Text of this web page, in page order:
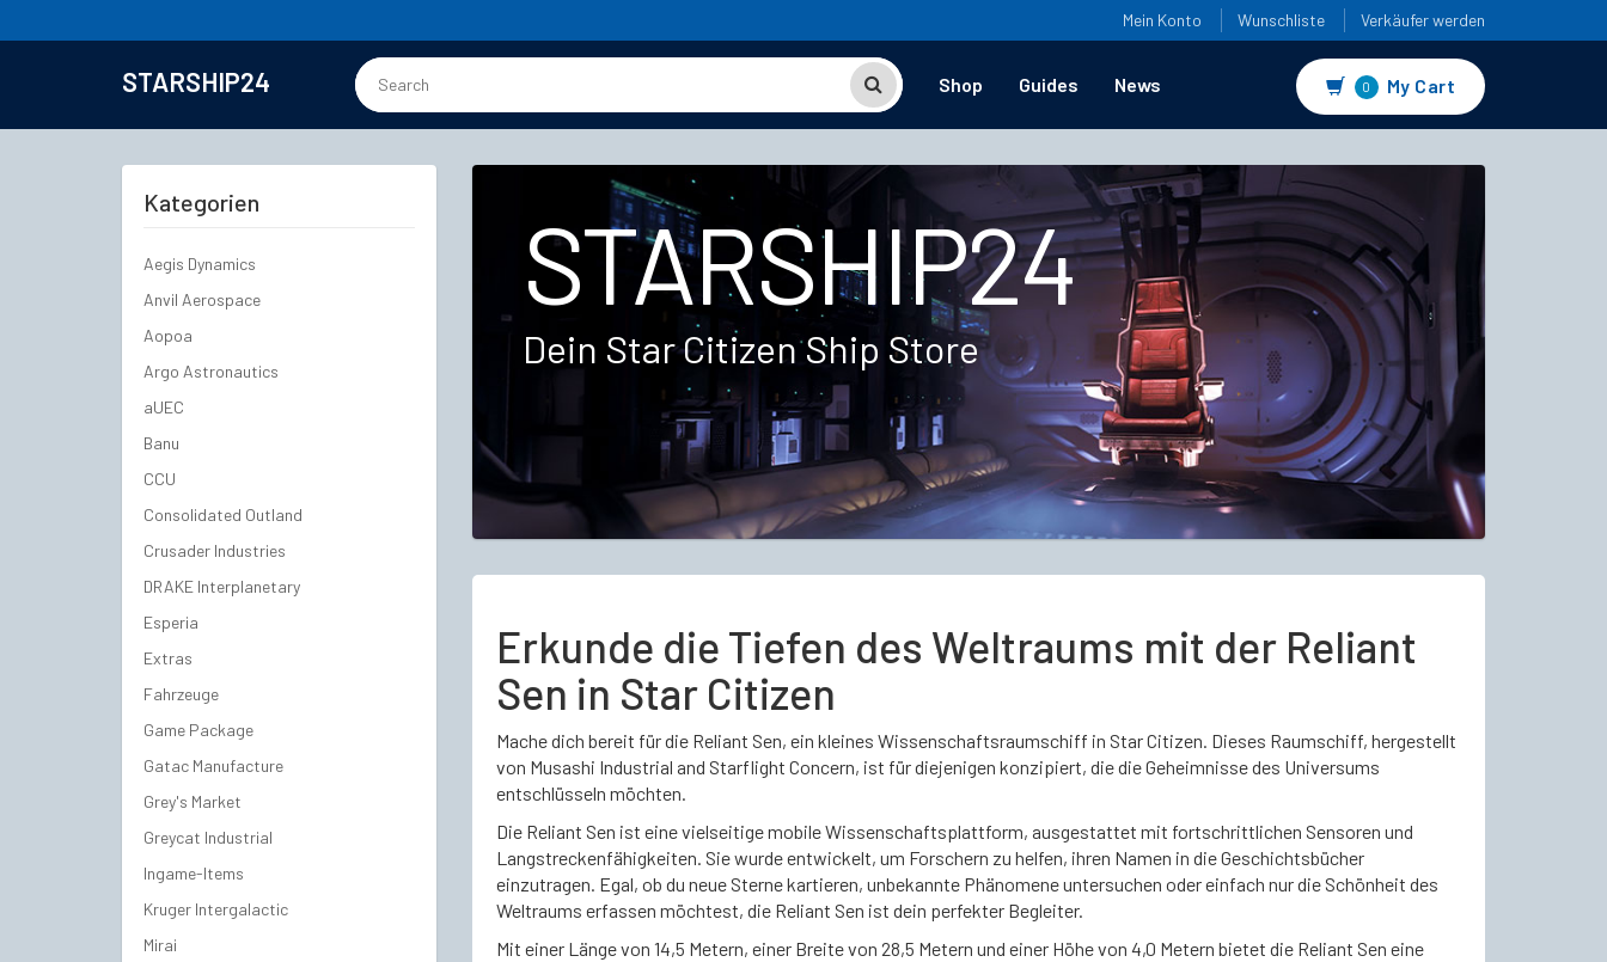
Mein Konto Wunschliste Verkäufer werden
STARSHIP24 Shop Guides News 0 My Cart
STARSHIP24
Dein Star Citizen Ship Store
Erkunde die Tiefen des Weltraums mit der Reliant
Sen in Star Citizen
Mache dich bereit für die Reliant Sen, ein kleines Wissenschaftsraumschiff in Star Citizen. Dieses Raumschiff, hergestellt
von Musashi Industrial and Starflight Concern, ist für diejenigen konzipiert, die die Geheimnisse des Universums
entschlüsseln möchten.
Die Reliant Sen ist eine vielseitige mobile Wissenschaftsplattform, ausgestattet mit fortschrittlichen Sensoren und
Langstreckenfähigkeiten. Sie wurde entwickelt, um Forschern zu helfen, ihren Namen in die Geschichtsbücher
einzutragen. Egal, ob du neue Sterne kartieren, unbekannte Phänomene untersuchen oder einfach nur die Schönheit des
Weltraums erfassen möchtest, die Reliant Sen ist dein perfekter Begleiter.
Mit einer Länge von 14,5 Metern, einer Breite von 28,5 Metern und einer Höhe von 4,0 Metern bietet die Reliant Sen eine
Kategorien
Aegis Dynamics
Anvil Aerospace
Aopoa
Argo Astronautics
aUEC
Banu
CCU
Consolidated Outland
Crusader Industries
DRAKE Interplanetary
Esperia
Extras
Fahrzeuge
Game Package
Gatac Manufacture
Grey's Market
Greycat Industrial
Ingame-Items
Kruger Intergalactic
Mirai